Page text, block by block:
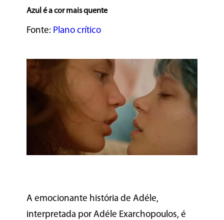
Azul é a cor mais quente
Fonte: Plano crítico
A emocionante história de Adéle,
interpretada por Adéle Exarchopoulos, é